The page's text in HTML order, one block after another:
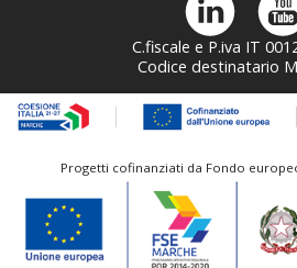
C.fiscale e P.iva IT
Codice destinatario
Progetti cofinanziati da Fondo